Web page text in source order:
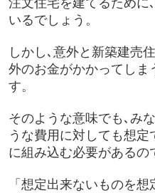
いるでしょう。
しかし､意外と新築建売
外のお金がかかってしま
す。
そのような意味でも､み
うな費用に対しても想
に組み込む必要があるの
「想定出来ないものを